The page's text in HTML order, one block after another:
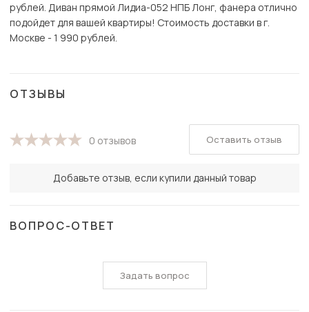
рублей. Диван прямой Лидиа-052 НПБ Лонг, фанера отлично
подойдет для вашей квартиры! Стоимость доставки в г.
Москве - 1 990 рублей.
ОТЗЫВЫ
0 отзывов
Добавьте отзыв, если купили данный товар
Оставить отзыв
ВОПРОС-ОТВЕТ
Задать вопрос